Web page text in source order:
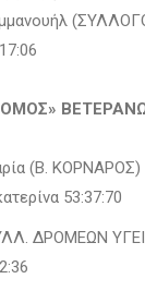
(Β. ΚΟΡΝΑΡΟΣ)
53:37:70
ΔΡΟΜΕΩΝ